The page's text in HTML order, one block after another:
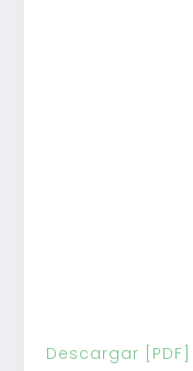
Descargar [PDF]